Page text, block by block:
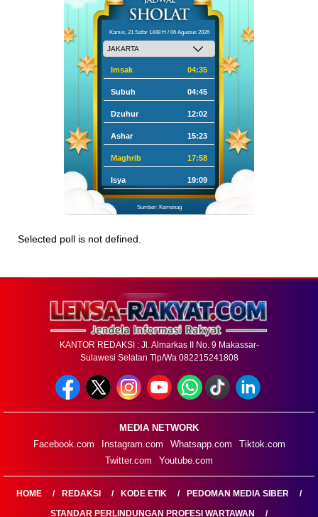
Kamis, 21 Safar 1448 H / 06 Agustus 2026
Imsak 04:35
Subuh 04:45
Dzuhur 12:02
Ashar 15:23
Maghrib 17:58
Isya 19:09
Sumber: Kemenag
Selected poll is not defined.
KANTOR REDAKSI : Jl. Almarkas II No. 9 Makassar-
Sulawesi Selatan Tlp/Wa 082215241808
MEDIA NETWORK
Facebook.com
Instagram.com Whatsapp.com
Tiktok.com
Twitter.com
Youtube.com
HOME REDAKSI KODE ETIK
PEDOMAN MEDIA SIBER
STANDAR PERLINDUNGAN PROFESI WARTAWAN